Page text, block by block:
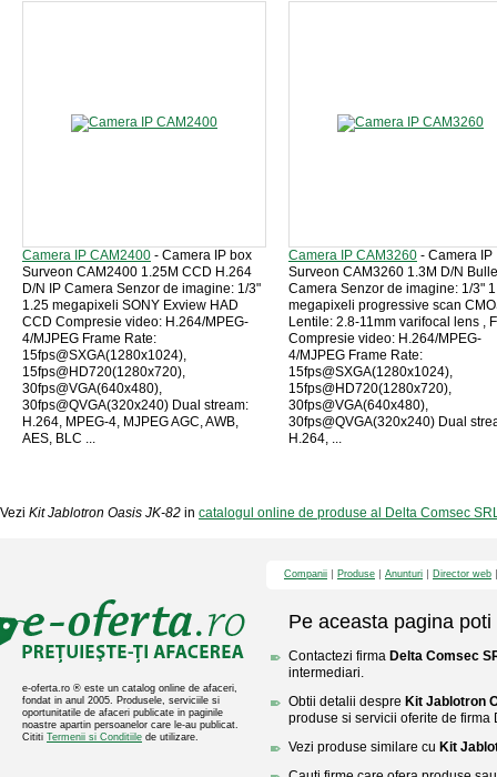
Camera IP CAM2400 - Camera IP box
Surveon CAM2400 1.25M CCD H.264
D/N IP Camera Senzor de imagine: 1/3"
1.25 megapixeli SONY Exview HAD
CCD Compresie video: H.264/MPEG-
4/MJPEG Frame Rate:
15fps@SXGA(1280x1024),
15fps@HD720(1280x720),
30fps@VGA(640x480),
30fps@QVGA(320x240) Dual stream:
H.264, MPEG-4, MJPEG AGC, AWB,
AES, BLC ...
Camera IP CAM3260 - Camera IP
Surveon CAM3260 1.3M D/N
Camera Senzor de imagine: 1/3"
megapixeli progressive scan
Lentile: 2.8-11mm varifocal lens ,
Compresie video: H.264/MPEG-
4/MJPEG Frame Rate:
15fps@SXGA(1280x1024),
15fps@HD720(1280x720),
30fps@VGA(640x480),
30fps@QVGA(320x240) Dual
H.264, ...
Vezi Kit Jablotron Oasis JK-82 in catalogul online de produse al Delta Comsec
e-oferta.ro ® este un catalog online de afaceri,
fondat in anul 2005. Produsele, serviciile si
oportunitatile de afaceri publicate in paginile
noastre apartin persoanelor care le-au publicat.
Cititi Termenii si Conditiile de utilizare.
Companii Produse Anunturi Director web
Pe aceasta pagina poti
Contactezi firma Delta Comsec
intermediari.
Obtii detalii despre Kit Jablotron
produse si servicii oferite de firma
Vezi produse similare cu Kit